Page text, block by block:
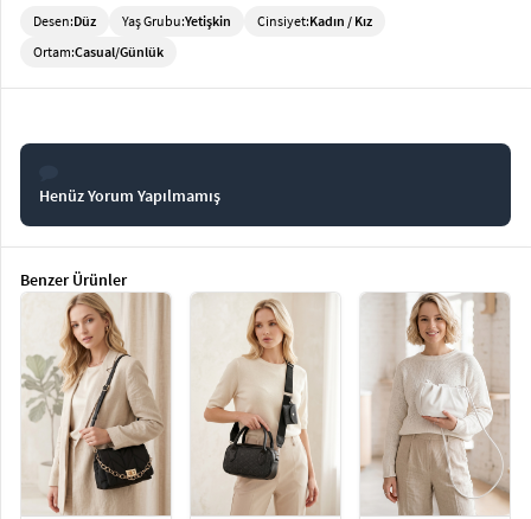
Desen:Düz Yaş Grubu:Yetişkin Cinsiyet:Kadın / Kız
Ortam:Casual/Günlük
Henüz Yorum Yapılmamış
Benzer Ürünler